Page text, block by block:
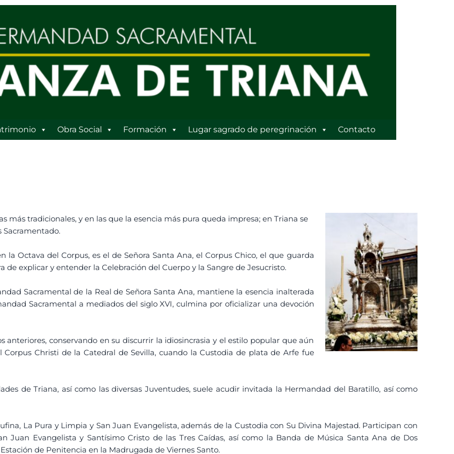
Obra Social Formación Lugar sagrado de peregrinación Contacto
más tradicionales, y en las que la esencia más pura queda impresa; en Triana se
Sacramentado.
Octava del Corpus, es el de Señora Santa Ana, el Corpus Chico, el que guarda
explicar y entender la Celebración del Cuerpo y la Sangre de Jesucristo.
Sacramental de la Real de Señora Santa Ana, mantiene la esencia inalterada
Sacramental a mediados del siglo XVI, culmina por oficializar una devoción
conservando en su discurrir la idiosincrasia y el estilo popular que aún
Christi de la Catedral de Sevilla, cuando la Custodia de plata de Arfe fue
de Triana, así como las diversas Juventudes, suele acudir invitada la Hermandad del Baratillo, así como
La Pura y Limpia y San Juan Evangelista, además de la Custodia con Su Divina Majestad. Participan con
Juan Evangelista y Santísimo Cristo de las Tres Caídas, así como la Banda de Música Santa Ana de Dos
de Penitencia en la Madrugada de Viernes Santo.